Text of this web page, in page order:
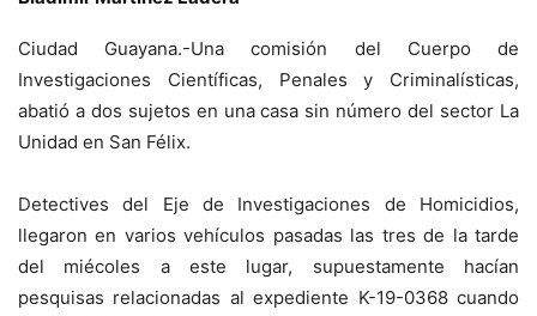
Ciudad Guayana.-Una comisión del Cuerpo de
Investigaciones Científicas, Penales y Criminalísticas,
abatió a dos sujetos en una casa sin número del sector La
Unidad en San Félix.
Detectives del Eje de Investigaciones de Homicidios,
llegaron en varios vehículos pasadas las tres de la tarde
del miécoles a este lugar, supuestamente hacían
pesquisas relacionadas al expediente K-19-0368 cuando